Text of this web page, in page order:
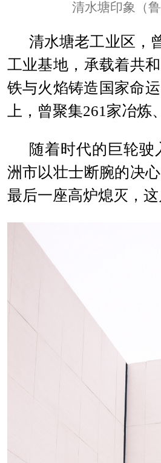
清水塘印象（
清水塘老工业区，
工业基地，承载着共
铁与火焰铸造国家命
上，曾聚集261家冶炼
随着时代的巨轮
洲市以壮士断腕的决
最后一座高炉熄灭，